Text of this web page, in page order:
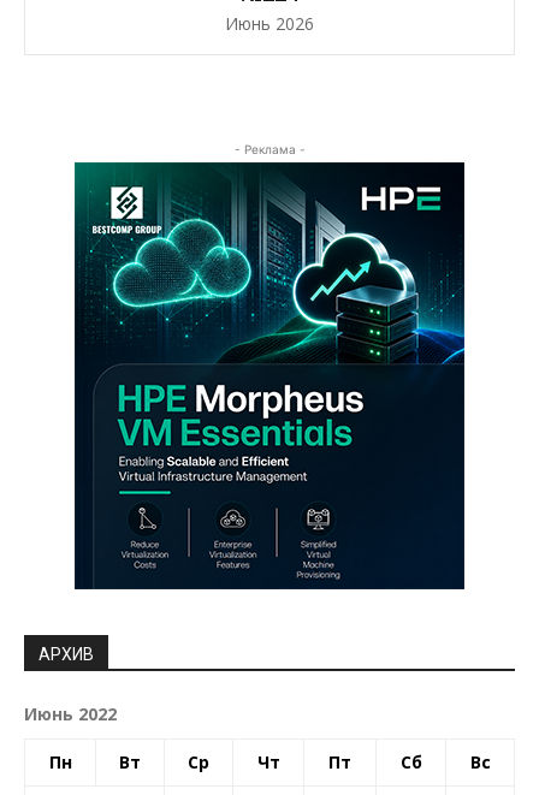
Июнь 2026
- Реклама -
АРХИВ
Июнь 2022
Пн Вт Ср Чт Пт Сб Вс